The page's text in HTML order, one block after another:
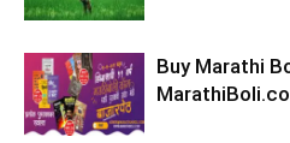
Buy Marathi